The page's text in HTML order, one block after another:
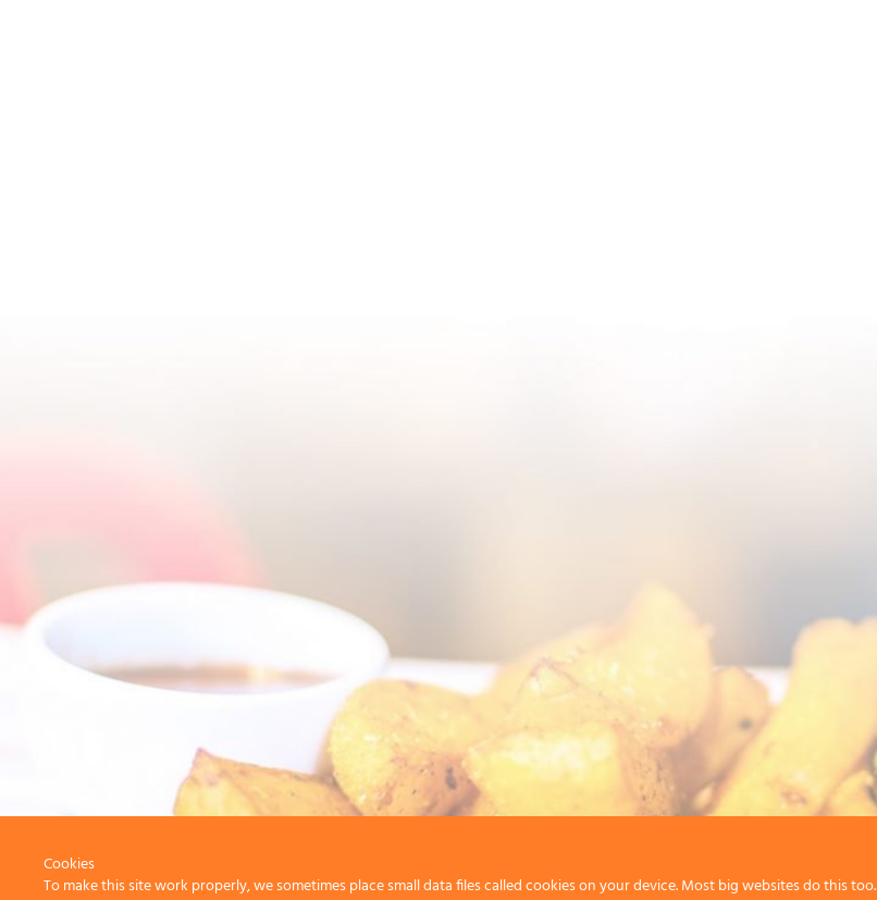
Cookies
To make this site work properly, we sometimes place small data files called cookies on your device. Most big websites do this too.